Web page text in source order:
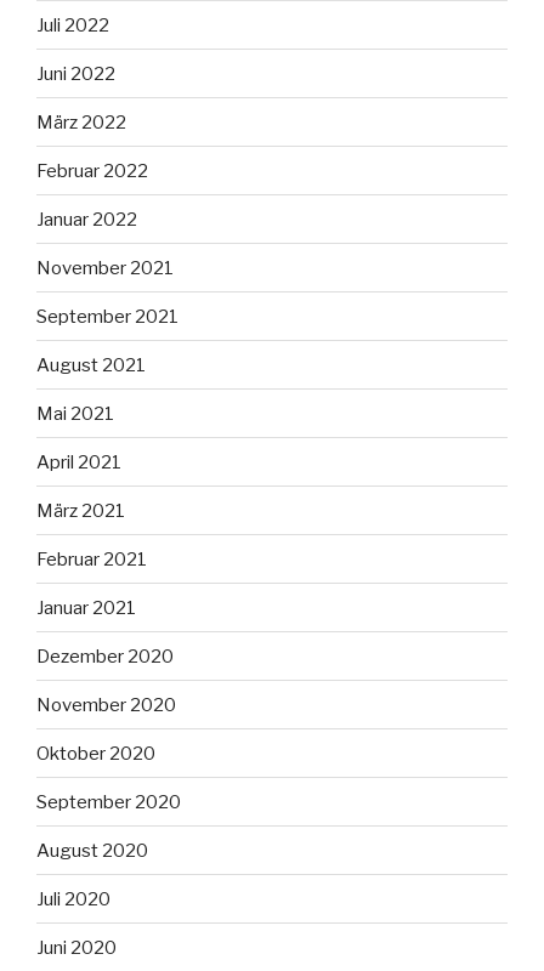
Juli 2022
Juni 2022
März 2022
Februar 2022
Januar 2022
November 2021
September 2021
August 2021
Mai 2021
April 2021
März 2021
Februar 2021
Januar 2021
Dezember 2020
November 2020
Oktober 2020
September 2020
August 2020
Juli 2020
Juni 2020